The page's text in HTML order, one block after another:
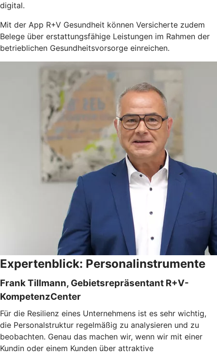
digital.
Mit der App R+V Gesundheit können Versicherte zudem
Belege über erstattungsfähige Leistungen im Rahmen der
betrieblichen Gesundheitsvorsorge einreichen.
Expertenblick: Personalinstrumente
Frank Tillmann, Gebietsrepräsentant R+V-
KompetenzCenter
Für die Resilienz eines Unternehmens ist es sehr wichtig,
die Personalstruktur regelmäßig zu analysieren und zu
beobachten. Genau das machen wir, wenn wir mit einer
Kundin oder einem Kunden über attraktive